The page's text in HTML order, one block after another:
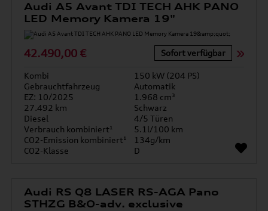
Audi A5 Avant TDI TECH AHK PANO
LED Memory Kamera 19"
42.490,00 € Sofort verfügbar
Kombi
150 kW (204 PS)
Gebrauchtfahrzeug
Automatik
EZ: 10/2025
1.968 cm³
27.492 km
Schwarz
Diesel
4/5 Türen
Verbrauch kombiniert¹
5.1l/100 km
CO2-Emission kombiniert¹
134g/km
CO2-Klasse
D
Audi RS Q8 LASER RS-AGA Pano
STHZG B&O-adv. exclusive